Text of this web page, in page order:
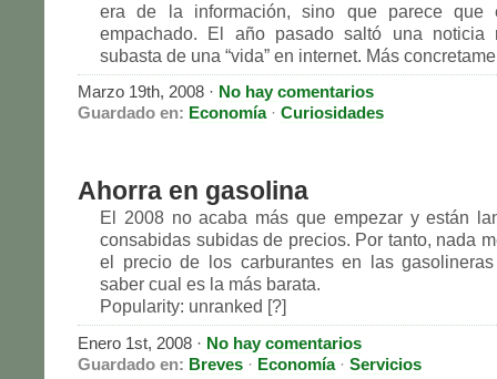
era de la información, sino que parece que
empachado. El año pasado saltó una noticia
subasta de una “vida” en internet. Más
Marzo 19th, 2008 · No hay comentarios
Guardado en: Economía· Curiosidades
Ahorra en gasolina
El 2008 no acaba más que empezar y están
consabidas subidas de precios. Por tanto, nada
el precio de los carburantes en las
saber cual es la más barata.
Popularity: unranked [?]
Enero 1st, 2008 · No hay comentarios
Guardado en: Breves · Economía· Servicios